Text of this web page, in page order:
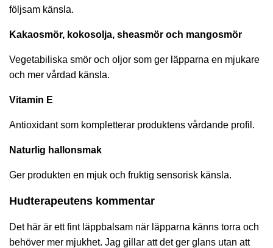
följsam känsla.
Kakaosmör, kokosolja, sheasmör och mangosmör
Vegetabiliska smör och oljor som ger läpparna en mjukare
och mer vårdad känsla.
Vitamin E
Antioxidant som kompletterar produktens vårdande profil.
Naturlig hallonsmak
Ger produkten en mjuk och fruktig sensorisk känsla.
Hudterapeutens kommentar
Det här är ett fint läppbalsam när läpparna känns torra och
behöver mer mjukhet. Jag gillar att det ger glans utan att